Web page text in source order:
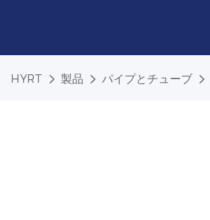
HYRT 製品 パイプとチューブ